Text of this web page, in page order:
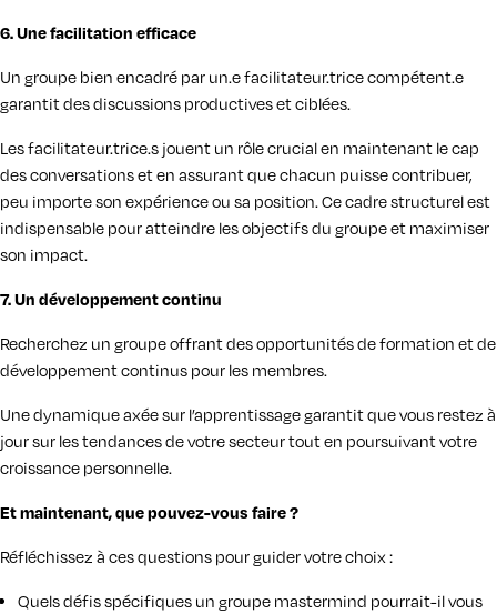
6. Une facilitation efficace
Un groupe bien encadré par un.e facilitateur.trice compétent.e
garantit des discussions productives et ciblées.
Les facilitateur.trice.s jouent un rôle crucial en maintenant le cap
des conversations et en assurant que chacun puisse contribuer,
peu importe son expérience ou sa position. Ce cadre structurel est
indispensable pour atteindre les objectifs du groupe et maximiser
son impact.
7. Un développement continu
Recherchez un groupe offrant des opportunités de formation et de
développement continus pour les membres.
Une dynamique axée sur l’apprentissage garantit que vous restez à
jour sur les tendances de votre secteur tout en poursuivant votre
croissance personnelle.
Et maintenant, que pouvez-vous faire ?
Réfléchissez à ces questions pour guider votre choix :
Quels défis spécifiques un groupe mastermind pourrait-il vous